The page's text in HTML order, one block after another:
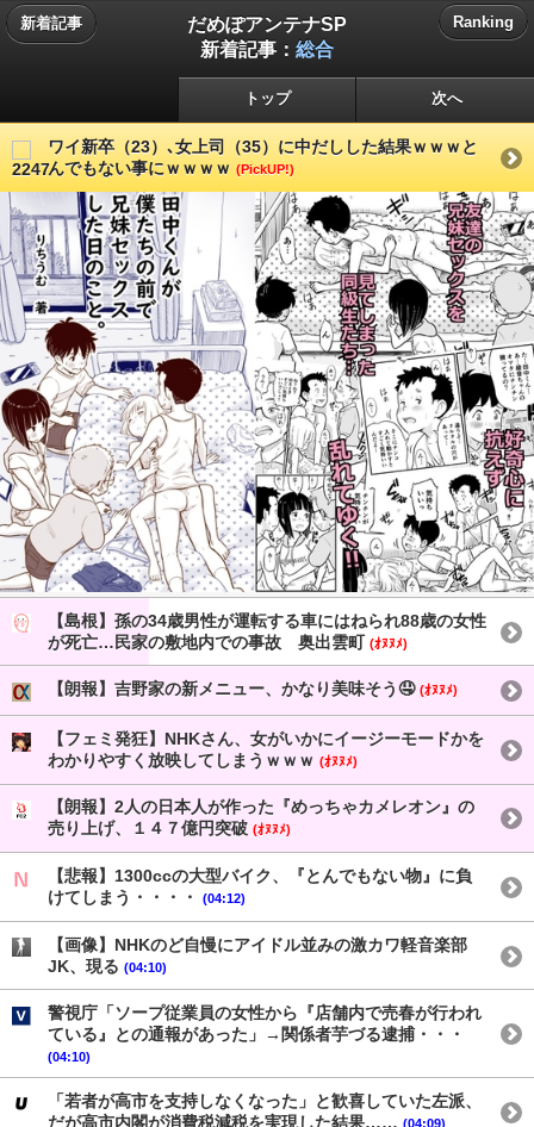
新着記事
だめぽアンテナSP
新着記事： 総合
Ranking
トップ 次へ
ワイ新卒（23）､女上司（35）に中だしした結果ｗｗｗと
んでもない事にｗｗｗｗ (PickUP!)
【島根】孫の34歳男性が運転する車にはねられ88歳の女性
が死亡…民家の敷地内での事故 奥出雲町 (ｵﾇﾇﾒ)
【朗報】吉野家の新メニュー、かなり美味そう🤤 (ｵﾇﾇﾒ)
【フェミ発狂】NHKさん、女がいかにイージーモードかを
わかりやすく放映してしまうｗｗｗ (ｵﾇﾇﾒ)
【朗報】2人の日本人が作った『めっちゃカメレオン』の
売り上げ、１４７億円突破 (ｵﾇﾇﾒ)
【悲報】1300ccの大型バイク、『とんでもない物』に負
けてしまう・・・・
(04:12)
【画像】NHKのど自慢にアイドル並みの激カワ軽音楽部
JK、現る (04:10)
警視庁「ソープ従業員の女性から『店舗内で売春が行われ
ている』との通報があった」→関係者芋づる逮捕・・・
(04:10)
「若者が高市を支持しなくなった」と歓喜していた左派、
だが高市内閣が消費税減税を実現した結果…… (04:09)